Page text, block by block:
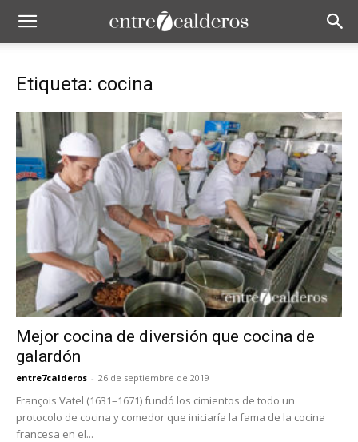
Etiqueta: cocina
Mejor cocina de diversión que cocina de
galardón
entre7calderos - 26 de septiembre de 2019
François Vatel (1631–1671) fundó los cimientos de todo un
protocolo de cocina y comedor que iniciaría la fama de la cocina
francesa en el...